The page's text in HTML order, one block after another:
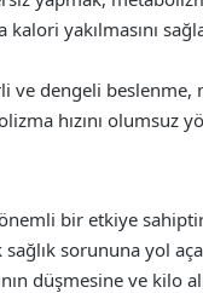
yakılmasını
ve dengeli beslenme,
hızını olumsuz
bir etkiye
sorununa yol
düşmesine ve